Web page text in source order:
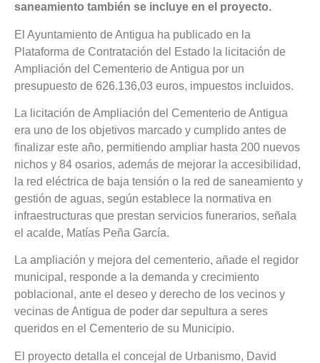
saneamiento también se incluye en el proyecto.
El Ayuntamiento de Antigua ha publicado en la
Plataforma de Contratación del Estado la licitación de
Ampliación del Cementerio de Antigua por un
presupuesto de 626.136,03 euros, impuestos incluidos.
La licitación de Ampliación del Cementerio de Antigua
era uno de los objetivos marcado y cumplido antes de
finalizar este año, permitiendo ampliar hasta 200 nuevos
nichos y 84 osarios, además de mejorar la accesibilidad,
la red eléctrica de baja tensión o la red de saneamiento y
gestión de aguas, según establece la normativa en
infraestructuras que prestan servicios funerarios, señala
el acalde, Matías Peña García.
La ampliación y mejora del cementerio, añade el regidor
municipal, responde a la demanda y crecimiento
poblacional, ante el deseo y derecho de los vecinos y
vecinas de Antigua de poder dar sepultura a seres
queridos en el Cementerio de su Municipio.
El proyecto detalla el concejal de Urbanismo, David